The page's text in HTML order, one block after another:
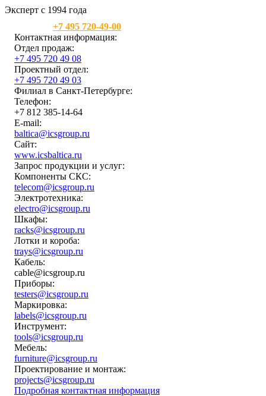
Эксперт с 1994 года
+7 495 720-49-00
Контактная информация:
Отдел продаж:
+7 495 720 49 08
Проектный отдел:
+7 495 720 49 03
Филиал в Санкт-Петербурге:
Телефон:
+7 812 385-14-64
E-mail:
baltica@icsgroup.ru
Сайт:
www.icsbaltica.ru
Запрос продукции и услуг:
Компоненты СКС:
telecom@icsgroup.ru
Электротехника:
electro@icsgroup.ru
Шкафы:
racks@icsgroup.ru
Лотки и короба:
trays@icsgroup.ru
Кабель:
cable@icsgroup.ru
Приборы:
testers@icsgroup.ru
Маркировка:
labels@icsgroup.ru
Инструмент:
tools@icsgroup.ru
Мебель:
furniture@icsgroup.ru
Проектирование и монтаж:
projects@icsgroup.ru
Подробная контактная информация